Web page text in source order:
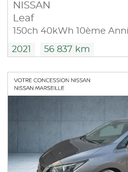
NISSAN
Leaf
150ch 40kWh 10ème
2021 56 837 km